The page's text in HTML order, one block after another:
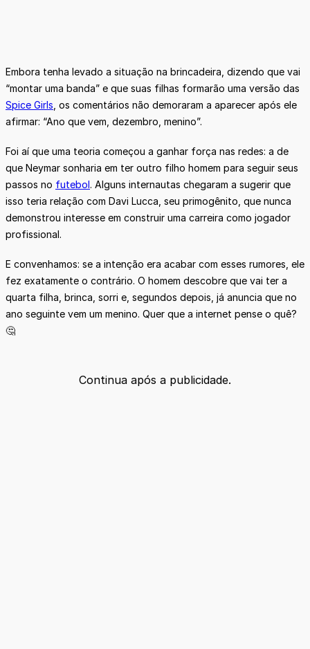
Embora tenha levado a situação na brincadeira, dizendo que vai
“montar uma banda” e que suas filhas formarão uma versão das
Spice Girls , os comentários não demoraram a aparecer após ele
afirmar: “Ano que vem, dezembro, menino”.
Foi aí que uma teoria começou a ganhar força nas redes: a de
que Neymar sonharia em ter outro filho homem para seguir seus
passos no futebol. Alguns internautas chegaram a sugerir que
isso teria relação com Davi Lucca, seu primogênito, que nunca
demonstrou interesse em construir uma carreira como jogador
profissional.
E convenhamos: se a intenção era acabar com esses rumores, ele
fez exatamente o contrário. O homem descobre que vai ter a
quarta filha, brinca, sorri e, segundos depois, já anuncia que no
ano seguinte vem um menino. Quer que a internet pense o quê?
🤔
Continua após a publicidade.